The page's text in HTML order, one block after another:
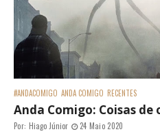
#ANDACOMIGO ANDA COMIGO RECENTES
Anda Comigo: Coisas
Por: Hiago Júnior 24 Maio 2020